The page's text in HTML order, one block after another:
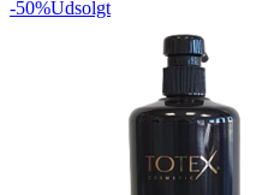
price
149,00 kr..75,00 kr..
-50%Udsolgt